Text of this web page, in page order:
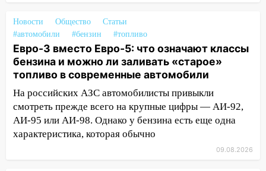
16:35 В Ульяновске установили ещё
девять бункеров для крупногабаритного
мусора
16:26 В Ульяновске бесплатно покажут
матч «Волги» под открытым небом
16:12 В Ульяновском госуниверситете
разработают отечественный прибор для
цифровой ПЦР
Новости Общество
Статьи
#автомобили
#бензин #топливо
Евро-3 вместо Евро-5: что означают классы
бензина и можно ли заливать «старое»
топливо в современные автомобили
На российских АЗС автомобилисты привыкли
смотреть прежде всего на крупные цифры — АИ-92,
АИ-95 или АИ-98. Однако у бензина есть еще одна
характеристика, которая обычно
09.08.2026